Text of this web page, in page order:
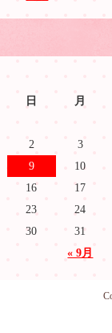
日 月
« 9月
2
3
9
10
16
17
23
24
30
31